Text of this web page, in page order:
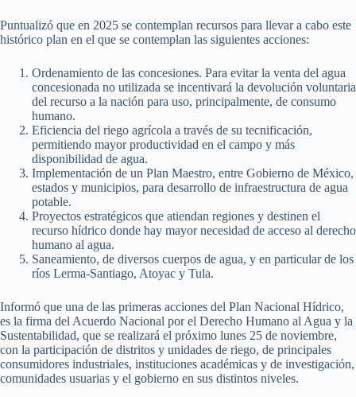
Puntualizó que en 2025 se contemplan recursos para llevar a cabo este
histórico plan en el que se contemplan las siguientes acciones:
Ordenamiento de las concesiones. Para evitar la venta del agua
concesionada no utilizada se incentivará la devolución voluntaria
del recurso a la nación para uso, principalmente, de consumo
humano.
Eficiencia del riego agrícola a través de su tecnificación,
permitiendo mayor productividad en el campo y más
disponibilidad de agua.
Implementación de un Plan Maestro, entre Gobierno de México,
estados y municipios, para desarrollo de infraestructura de agua
potable.
Proyectos estratégicos que atiendan regiones y destinen el
recurso hídrico donde hay mayor necesidad de acceso al derecho
humano al agua.
Saneamiento, de diversos cuerpos de agua, y en particular de los
ríos Lerma-Santiago, Atoyac y Tula.
Informó que una de las primeras acciones del Plan Nacional Hídrico,
es la firma del Acuerdo Nacional por el Derecho Humano al Agua y la
Sustentabilidad, que se realizará el próximo lunes 25 de noviembre,
con la participación de distritos y unidades de riego, de principales
consumidores industriales, instituciones académicas y de investigación,
comunidades usuarias y el gobierno en sus distintos niveles.